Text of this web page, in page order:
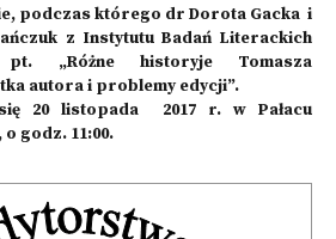
podczas którego dr Dorota Gacka i
z Instytutu Badań Literackich
„Różne historyje Tomasza
autora i problemy edycji”.
20 listopada 2017 r. w Pałacu
godz. 11:00.